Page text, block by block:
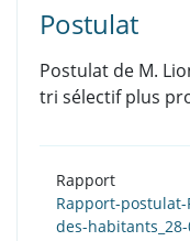
Postulat
Postulat de M.
tri sélectif plus
Rapport
Rapport-
des-